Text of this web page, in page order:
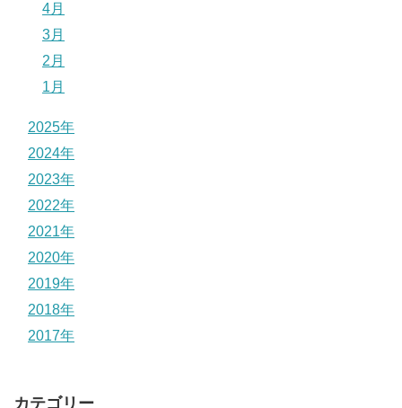
4月
3月
2月
1月
2025年
2024年
2023年
2022年
2021年
2020年
2019年
2018年
2017年
カテゴリー